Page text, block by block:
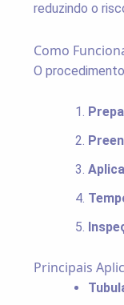
reduzindo o
Como
O
Principais